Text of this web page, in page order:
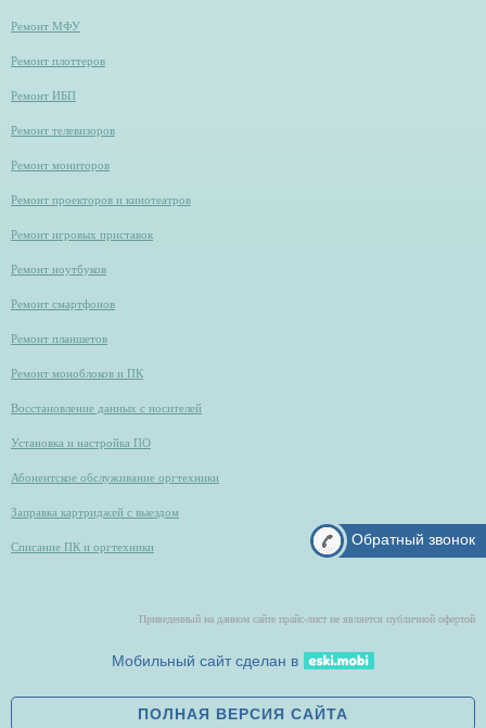
Обратный звонок
Ремонт МФУ
Ремонт плоттеров
Ремонт ИБП
Ремонт телевизоров
Ремонт мониторов
Ремонт проекторов и кинотеатров
Ремонт игровых приставок
Ремонт ноутбуков
Ремонт смартфонов
Ремонт планшетов
Ремонт моноблоков и ПК
Восстановление данных с носителей
Установка и настройка ПО
Абонентское обслуживание оргтехники
Заправка картриджей с выездом
Списание ПК и оргтехники
Приведенный на данном сайте прайс-лист не является публичной офертой
Мобильный сайт сделан в
ПОЛНАЯ ВЕРСИЯ САЙТА